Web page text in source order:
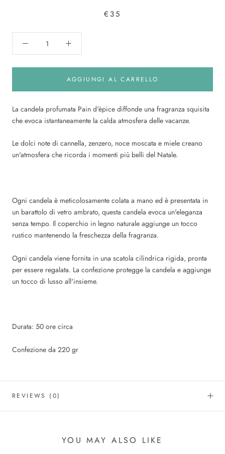
€35
AGGIUNGI AL CARRELLO
La candela profumata Pain d'èpice diffonde una fragranza squisita
che evoca istantaneamente la calda atmosfera delle vacanze.
Le dolci note di cannella, zenzero, noce moscata e miele creano
un'atmosfera che ricorda i momenti più belli del Natale.
Ogni candela è meticolosamente colata a mano ed è presentata in
un barattolo di vetro ambrato, questa candela evoca un'eleganza
senza tempo. Il coperchio in legno naturale aggiunge un tocco
rustico mantenendo la freschezza della fragranza.
Ogni candela viene fornita in una scatola cilindrica rigida, pronta
per essere regalata. La confezione protegge la candela e aggiunge
un tocco di lusso all'insieme.
Durata: 50 ore circa
Confezione da 220 gr
REVIEWS (0)
YOU MAY ALSO LIKE